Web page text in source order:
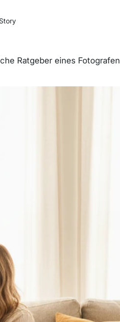
Ratgeber eines Fotografen